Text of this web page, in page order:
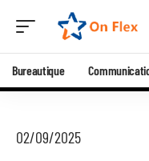
Bureautique
02/09/2025